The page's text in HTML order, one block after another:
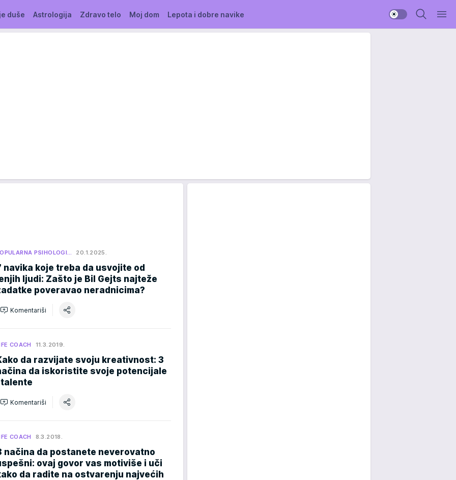
duše Astrologija Zdravo telo Moj dom Lepota i dobre navike
PSIHOLOGI… 20.1.2025.
navika koje treba da usvojite od
ljudi: Zašto je Bil Gejts najteže
poveravao neradnicima?
Komentariši
COACH 11.3.2019.
da razvijate svoju kreativnost: 3
da iskoristite svoje potencijale
Komentariši
COACH 8.3.2018.
načina da postanete neverovatno
ovaj govor vas motiviše i uči
da radite na ostvarenju najvećih